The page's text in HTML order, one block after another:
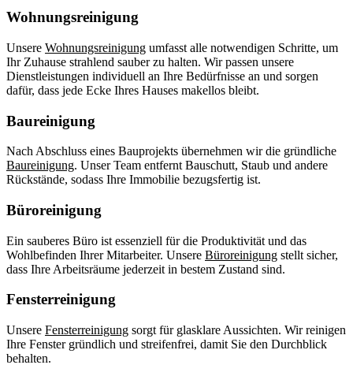
Wohnungsreinigung
Unsere Wohnungsreinigung umfasst alle notwendigen Schritte, um
Ihr Zuhause strahlend sauber zu halten. Wir passen unsere
Dienstleistungen individuell an Ihre Bedürfnisse an und sorgen
dafür, dass jede Ecke Ihres Hauses makellos bleibt.
Baureinigung
Nach Abschluss eines Bauprojekts übernehmen wir die gründliche
Baureinigung. Unser Team entfernt Bauschutt, Staub und andere
Rückstände, sodass Ihre Immobilie bezugsfertig ist.
Büroreinigung
Ein sauberes Büro ist essenziell für die Produktivität und das
Wohlbefinden Ihrer Mitarbeiter. Unsere Büroreinigung stellt sicher,
dass Ihre Arbeitsräume jederzeit in bestem Zustand sind.
Fensterreinigung
Unsere Fensterreinigung sorgt für glasklare Aussichten. Wir reinigen
Ihre Fenster gründlich und streifenfrei, damit Sie den Durchblick
behalten.